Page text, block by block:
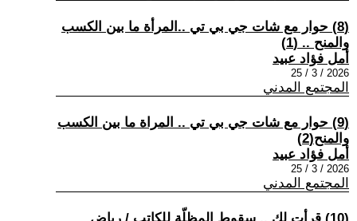
(8) حوار مع شات جي بي تي ..المرأة ما بين الكسب
والمنح .. (1)
أمل فؤاد عبيد
2026 / 3 / 25
المجتمع المدني
(9) حوار مع شات جي بي تي .. المراة ما بين الكسب
والمنح(2)
أمل فؤاد عبيد
2026 / 3 / 25
المجتمع المدني